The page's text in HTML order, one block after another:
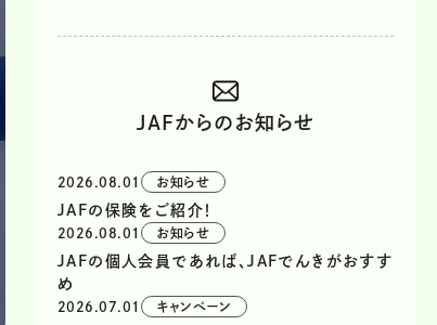
JAFからのお知らせ
2026.08.01 お知らせ
JAFの保険をご紹介！
2026.08.01 お知らせ
JAFの個人会員であれば、JAFでんきがおすす
め
2026.07.01 キャンペーン